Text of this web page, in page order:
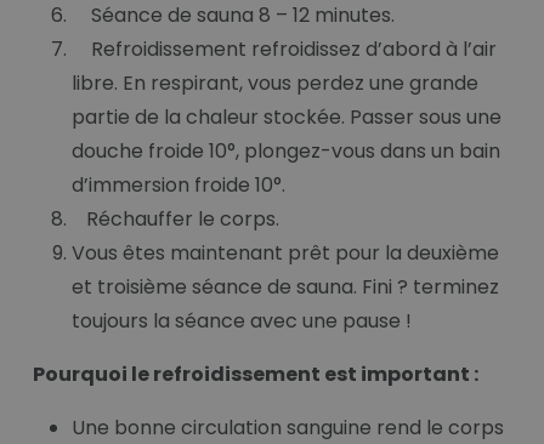
Séance de sauna 8 – 12 minutes.
Refroidissement refroidissez d’abord à l’air
libre. En respirant, vous perdez une grande
partie de la chaleur stockée. Passer sous une
douche froide 10°, plongez-vous dans un bain
d’immersion froide 10°.
Réchauffer le corps.
Vous êtes maintenant prêt pour la deuxième
et troisième séance de sauna. Fini ? terminez
toujours la séance avec une pause !
Pourquoi le refroidissement est important :
Une bonne circulation sanguine rend le corps